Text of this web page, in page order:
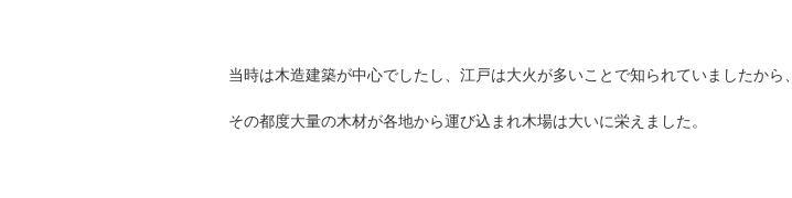
当時は木造建築が中心でしたし、江戸は大火が多いことで知られていましたから、
その都度大量の木材が各地から運び込まれ木場は大いに栄えました。